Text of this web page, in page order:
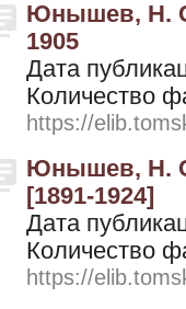
Юнышев, Н.
1905
Дата
Количество
https://
Юнышев, Н.
[1891-1924]
Дата
Количество
https://